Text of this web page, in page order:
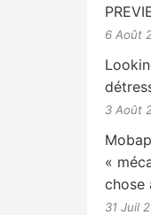
6 Août
3 Août
«
chose
31 Juil